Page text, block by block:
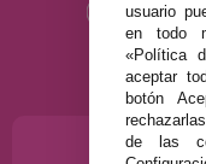
usuario
en todo
«Política
aceptar
botón
de las